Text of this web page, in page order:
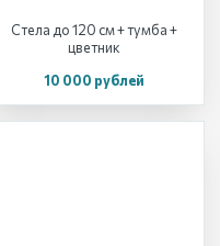
Стела до 120 см + тумба +
цветник
10 000 рублей